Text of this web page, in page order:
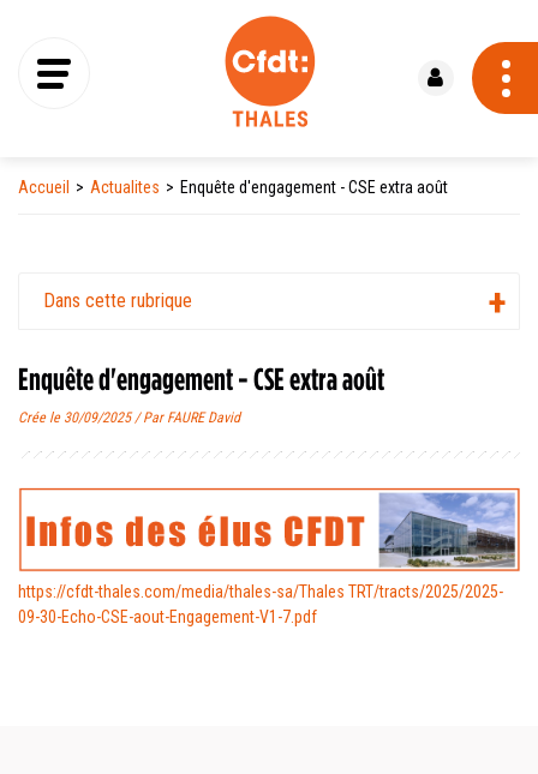
Accueil Actualites Enquête d'engagement - CSE extra août
Dans cette rubrique
Enquête d'engagement - CSE extra août
Crée le 30/09/2025 / Par FAURE David
https://cfdt-thales.com/media/thales-sa/Thales TRT/tracts/2025/2025-
09-30-Echo-CSE-aout-Engagement-V1-7.pdf